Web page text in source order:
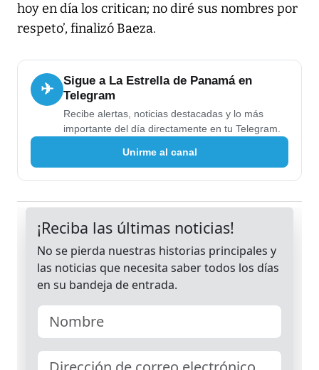
hoy en día los critican; no diré sus nombres por
respeto’, finalizó Baeza.
✈
Sigue a La Estrella de Panamá en
Telegram
Recibe alertas, noticias destacadas y lo más
importante del día directamente en tu Telegram.
Unirme al canal